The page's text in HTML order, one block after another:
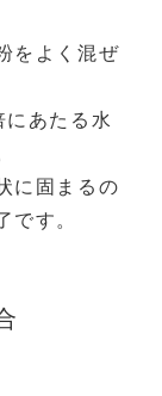
をよく混ぜ
あたる水
に固まるの
す。